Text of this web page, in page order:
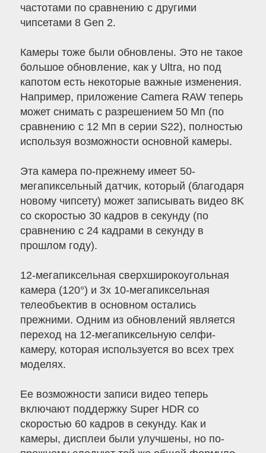
частотами по сравнению с другими
чипсетами 8 Gen 2.
Камеры тоже были обновлены. Это не такое
большое обновление, как у Ultra, но под
капотом есть некоторые важные изменения.
Например, приложение Camera RAW теперь
может снимать с разрешением 50 Мп (по
сравнению с 12 Мп в серии S22), полностью
используя возможности основной камеры.
Эта камера по-прежнему имеет 50-
мегапиксельный датчик, который (благодаря
новому чипсету) может записывать видео 8K
со скоростью 30 кадров в секунду (по
сравнению с 24 кадрами в секунду в
прошлом году).
12-мегапиксельная сверхширокоугольная
камера (120°) и 3x 10-мегапиксельная
телеобъектив в основном остались
прежними. Одним из обновлений является
переход на 12-мегапиксельную селфи-
камеру, которая используется во всех трех
моделях.
Ее возможности записи видео теперь
включают поддержку Super HDR со
скоростью 60 кадров в секунду. Как и
камеры, дисплеи были улучшены, но по-